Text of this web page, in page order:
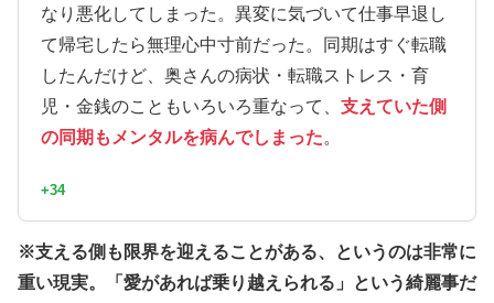
なり悪化してしまった。異変に気づいて仕事早退し
て帰宅したら無理心中寸前だった。同期はすぐ転職
したんだけど、奥さんの病状・転職ストレス・育
児・金銭のこともいろいろ重なって、 支えていた側
の同期もメンタルを病んでしまった。
+34
※支える側も限界を迎えることがある、というのは非常に
重い現実。「愛があれば乗り越えられる」という綺麗事だ